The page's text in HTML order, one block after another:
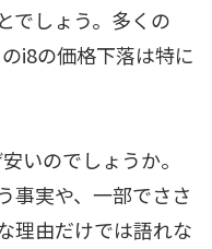
でしょう。多くの
i8の価格下落は特に
いのでしょうか。
事実や、一部でささ
理由だけでは語れな